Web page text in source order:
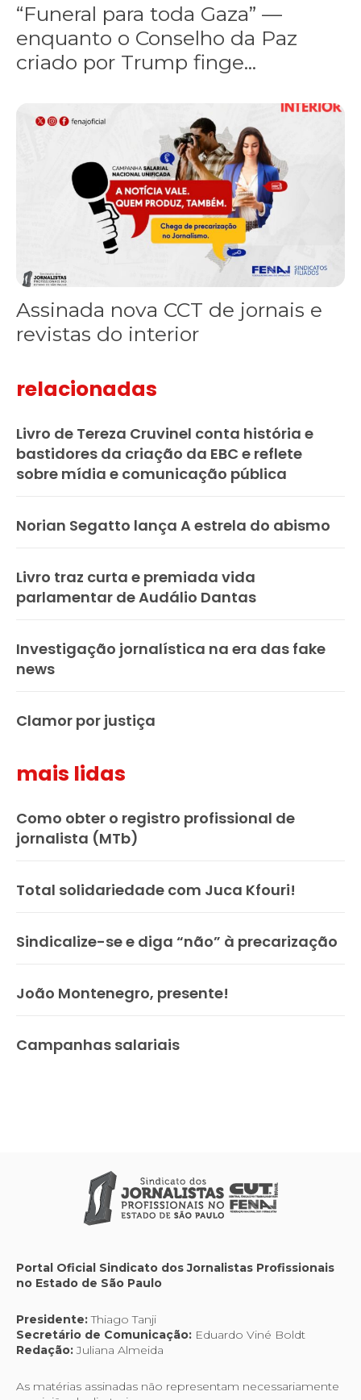
“Funeral para toda Gaza” —
enquanto o Conselho da Paz
criado por Trump finge...
Assinada nova CCT de jornais e revistas do interior
Assinada nova CCT de jornais e
revistas do interior
relacionadas
Livro de Tereza Cruvinel conta história e
bastidores da criação da EBC e reflete
sobre mídia e comunicação pública
Norian Segatto lança A estrela do abismo
Livro traz curta e premiada vida
parlamentar de Audálio Dantas
Investigação jornalística na era das fake
news
Clamor por justiça
mais lidas
Como obter o registro profissional de
jornalista (MTb)
Total solidariedade com Juca Kfouri!
Sindicalize-se e diga “não” à precarização
João Montenegro, presente!
Campanhas salariais
Portal Oficial Sindicato dos Jornalistas Profissionais
no Estado de São Paulo
Presidente:Thiago Tanji
Secretário de Comunicação: Eduardo Viné Boldt
Redação:Juliana Almeida
As matérias assinadas não representam necessariamente